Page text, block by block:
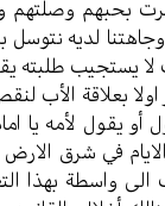
وصلتهم
وجاهتنا لديه
لا يستجيب طلبته
بعلاقة الأب
يقول لأمه يا
في شرق الارض
الى واسطة بهذا